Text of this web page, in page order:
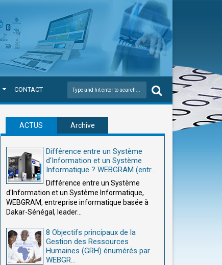
CONTACT
ACTUS Archive
Différence entre un Système
d'Information et un Système
Informatique ? WEBGRAM (entr...
Différence entre un Système
d'Information et un Système Informatique,
WEBGRAM, entreprise informatique basée à
Dakar-Sénégal, leader...
8 Objectifs principaux de la
Gestion des Ressources
Humaines (GRH) énumérés par
WEBGR...